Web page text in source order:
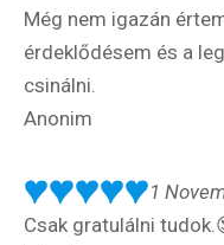
Még nem igazán
érdeklődésem és a
csinálni.
Anonim
1
Csak gratulálni